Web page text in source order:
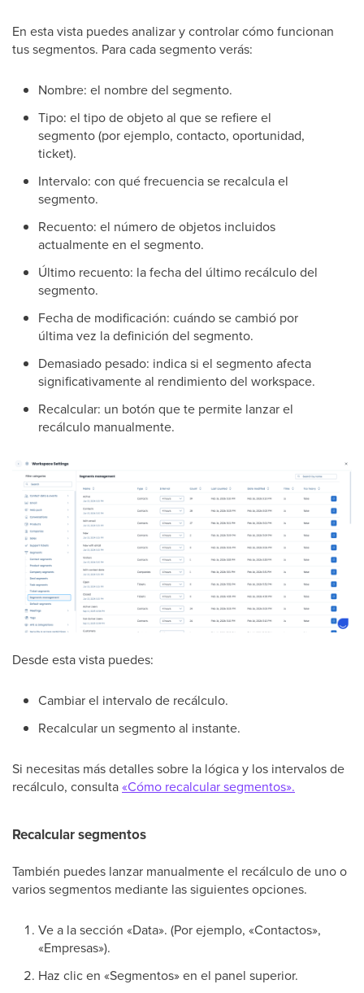
En esta vista puedes analizar y controlar cómo funcionan
tus segmentos. Para cada segmento verás:
Nombre: el nombre del segmento.
Tipo: el tipo de objeto al que se refiere el
segmento (por ejemplo, contacto, oportunidad,
ticket).
Intervalo: con qué frecuencia se recalcula el
segmento.
Recuento: el número de objetos incluidos
actualmente en el segmento.
Último recuento: la fecha del último recálculo del
segmento.
Fecha de modificación: cuándo se cambió por
última vez la definición del segmento.
Demasiado pesado: indica si el segmento afecta
significativamente al rendimiento del workspace.
Recalcular: un botón que te permite lanzar el
recálculo manualmente.
Desde esta vista puedes:
Cambiar el intervalo de recálculo.
Recalcular un segmento al instante.
Si necesitas más detalles sobre la lógica y los intervalos de
recálculo, consulta«Cómo recalcular segmentos».
Recalcular segmentos
También puedes lanzar manualmente el recálculo de uno o
varios segmentos mediante las siguientes opciones.
Ve a la sección «Data». (Por ejemplo, «Contactos»,
«Empresas»).
Haz clic en «Segmentos» en el panel superior.